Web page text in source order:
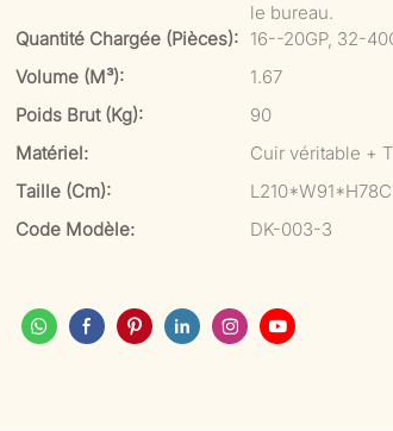
le bureau.
Quantité Chargée (pièces): 16--20GP, 32-
Volume (m³):
1.67
Poids Brut (kg):
90
Matériel:
Cuir véritable +
Taille (cm):
Code Modèle:
DK-003-3